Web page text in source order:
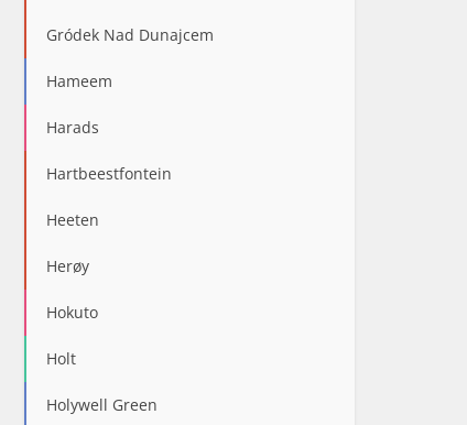
Gródek Nad Dunajcem
Hameem
Harads
Hartbeestfontein
Heeten
Herøy
Hokuto
Holt
Holywell Green